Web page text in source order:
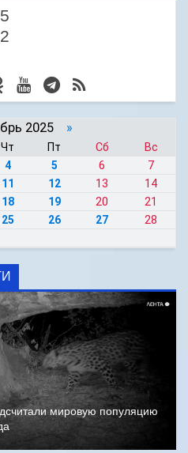
2025 »
Чт Пт Сб
Вс
4 5 6
7
11 12 13
14
18 19 20
21
25 26 27
28
мировую популяцию